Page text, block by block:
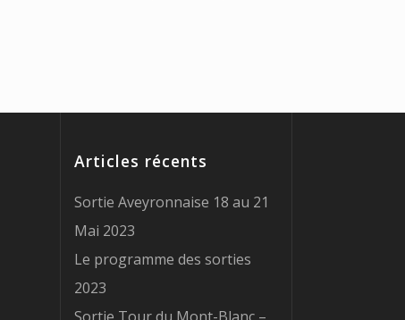
Articles récents
Sortie Aveyronnaise 18 au 21
Mai 2023
Le programme des sorties
2023